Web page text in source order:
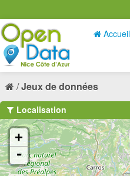
Accueil
Jeux de données
Localisation
+
-